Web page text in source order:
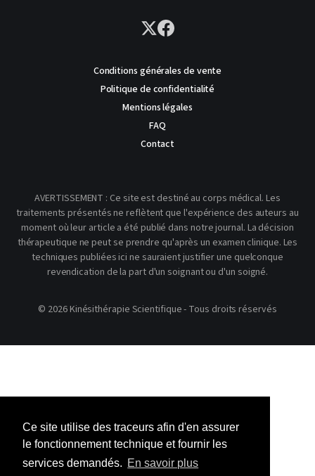
Ce site utilise des traceurs afin d'en assurer
le fonctionnement technique et fournir les
services demandés. En savoir plus
Conditions générales de vente
Politique de confidentialité
Mentions légales
FAQ
Contact
AVERTISSEMENT : Ce site est destiné au corps médical. Les
traitements présentés ne reflètent que l'expérience des auteurs au
moment où leur article a été publié dans notre journal. La décision
thérapeutique ne peut se prendre qu'après un examen clinique. Les
techniques publiées ici ne sauraient justifier une quelconque
revendication de la part d'un soignant ou d'un soigné.
© 2026 Kinésithérapie Scientifique - Tous droits réservés